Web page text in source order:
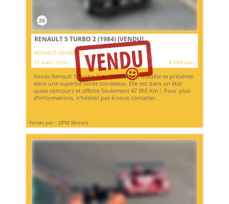
20
RENAULT 5 TURBO 2 (1984)[VENDU]
MONACO (MONACO)
11 mars 2026
4 084 vues
Vends Renault 5 Turbo 2 de 1984. Notre modèle se présente
dans une superbe livrée bordeaux. Elle est dans un état
quasi concours et affiche Seulement 47 065 Km !. Pour plus
d'informations, n'hésitez pas à nous contacter.
Vendu par : DPM Motors